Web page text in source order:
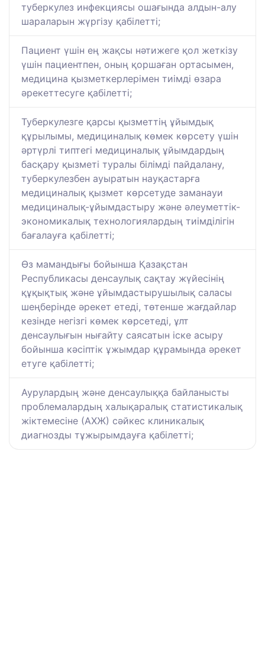
туберкулез инфекциясы ошағында алдын-алу
шараларын жүргізу қабілетті;
Пациент үшін ең жақсы нәтижеге қол жеткізу
үшін пациентпен, оның қоршаған ортасымен,
медицина қызметкерлерімен тиімді өзара
әрекеттесуге қабілетті;
Туберкулезге қарсы қызметтің ұйымдық
құрылымы, медициналық көмек көрсету үшін
әртүрлі типтегі медициналық ұйымдардың
басқару қызметі туралы білімді пайдалану,
туберкулезбен ауыратын науқастарға
медициналық қызмет көрсетуде заманауи
медициналық-ұйымдастыру және әлеуметтік-
экономикалық технологиялардың тиімділігін
бағалауға қабілетті;
Өз мамандығы бойынша Қазақстан
Республикасы денсаулық сақтау жүйесінің
құқықтық және ұйымдастырушылық саласы
шеңберінде әрекет етеді, төтенше жағдайлар
кезінде негізгі көмек көрсетеді, ұлт
денсаулығын нығайту саясатын іске асыру
бойынша кәсіптік ұжымдар құрамында әрекет
етуге қабілетті;
Аурулардың және денсаулыққа байланысты
проблемалардың халықаралық статистикалық
жіктемесіне (АХЖ) сәйкес клиникалық
диагнозды тұжырымдауға қабілетті;